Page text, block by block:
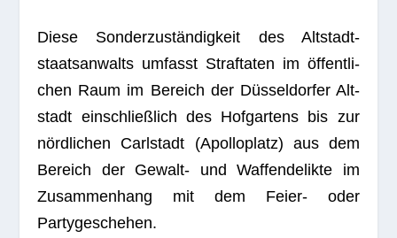
Diese Son­der­zu­stän­dig­keit des Alt­stadt­
staats­an­walts umfasst Straf­ta­ten im öffent­li­
chen Raum im Bereich der Düs­sel­dor­fer Alt­
stadt ein­schließ­lich des Hof­gar­tens bis zur
nörd­li­chen Carl­stadt (Apollo­platz) aus dem
Bereich der Gewalt- und Waf­fen­de­likte im
Zusam­men­hang mit dem Feier- oder
Partygeschehen.